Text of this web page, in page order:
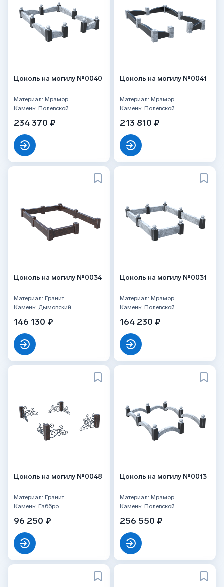
Цоколь на могилу №0040
Материал: Мрамор
Камень: Полевской
234 370 ₽
Цоколь на могилу №0041
Материал: Мрамор
Камень: Полевской
213 810 ₽
Цоколь на могилу №0034
Материал: Гранит
Камень: Дымовский
146 130 ₽
Цоколь на могилу №0031
Материал: Мрамор
Камень: Полевской
164 230 ₽
Цоколь на могилу №0048
Материал: Гранит
Камень: Габбро
96 250 ₽
Цоколь на могилу №0013
Материал: Мрамор
Камень: Полевской
256 550 ₽